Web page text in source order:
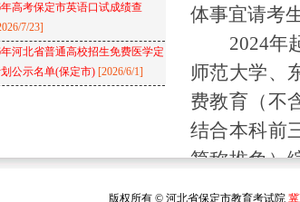
年高考保定市英语口试成绩查
7/23]
年河北省普通高校招生免费医学定
公示名单(保定市) [2026/6/1]
体事宜请考
2024年
师范大学、
费教育（不
结合本科前
简称推免）
推免录取至
版权所有 © 河北省保定市教育考试院